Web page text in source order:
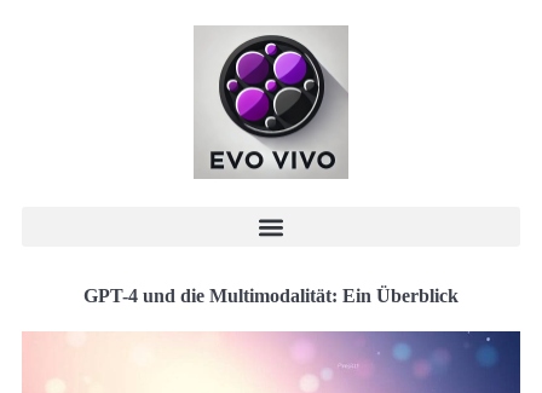
GPT-4 und die Multimodalität: Ein Überblick